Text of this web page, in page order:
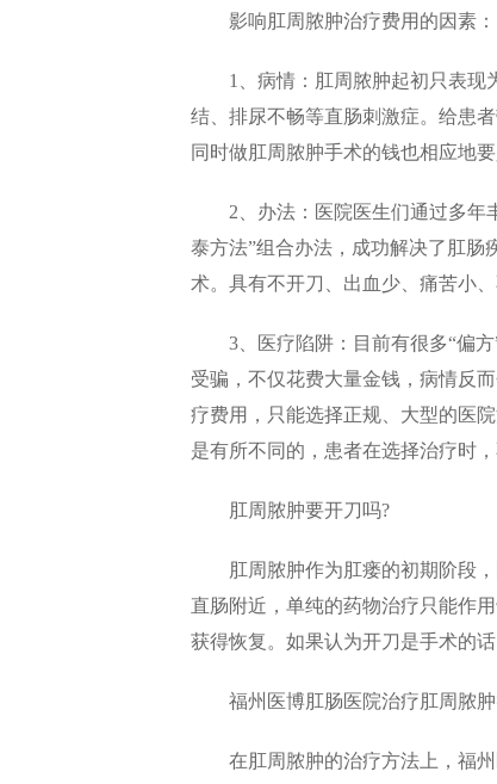
影响肛周脓肿治疗费用的因素：
1、病情：肛周脓肿起初只表现
结、排尿不畅等直肠刺激症。给患
同时做肛周脓肿手术的钱也相应地要
2、办法：医院医生们通过多年丰
泰方法”组合办法，成功解决了肛肠
术。具有不开刀、出血少、痛苦小
3、医疗陷阱：目前有很多“偏方”
受骗，不仅花费大量金钱，病情反
疗费用，只能选择正规、大型的医
是有所不同的，患者在选择治疗时
肛周脓肿要开刀吗?
肛周脓肿作为肛瘘的初期阶段，
直肠附近，单纯的药物治疗只能作
获得恢复。如果认为开刀是手术的
福州医博肛肠医院治疗肛周脓
在肛周脓肿的治疗方法上，福州